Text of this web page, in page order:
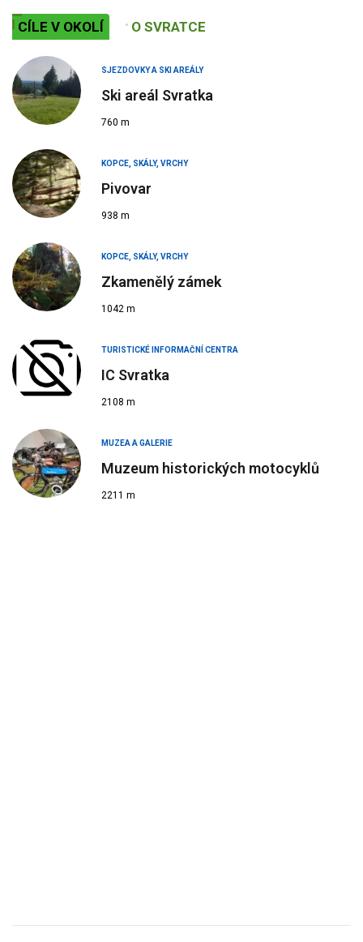
CÍLE V OKOLÍ O SVRATCE
SJEZDOVKY A SKI AREÁLY
Ski areál Svratka
760 m
KOPCE, SKÁLY, VRCHY
Pivovar
938 m
KOPCE, SKÁLY, VRCHY
Zkamenělý zámek
1042 m
TURISTICKÉ INFORMAČNÍ CENTRA
IC Svratka
2108 m
MUZEA A GALERIE
Muzeum historických motocyklů
2211 m